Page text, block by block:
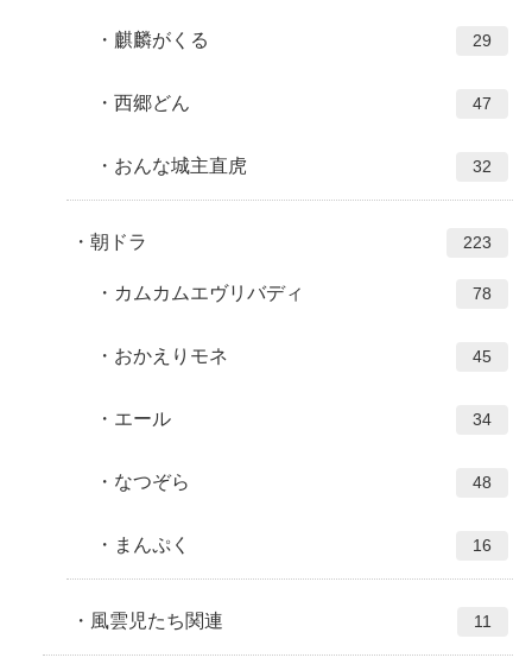
麒麟がくる 29
西郷どん 47
おんな城主直虎 32
朝ドラ 223
カムカムエヴリバディ 78
おかえりモネ 45
エール 34
なつぞら 48
まんぷく 16
風雲児たち関連 11